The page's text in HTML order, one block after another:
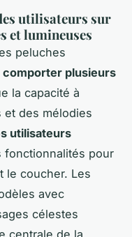
utilisateurs sur
et lumineuses
peluches
comporter plusieurs
la capacité à
et des mélodies
utilisateurs
fonctionnalités pour
le coucher. Les
avec
célestes